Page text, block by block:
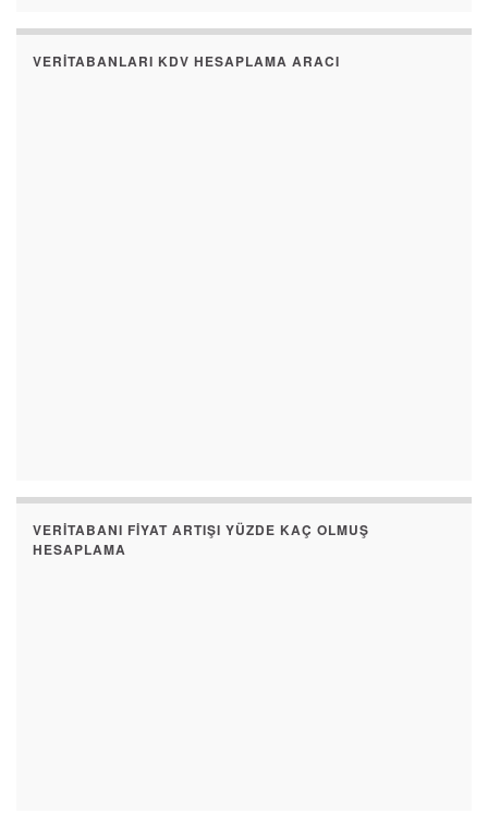
VERITABANLARI KDV HESAPLAMA ARACI
VERITABANI FIYAT ARTIŞI YÜZDE KAÇ OLMUŞ
HESAPLAMA